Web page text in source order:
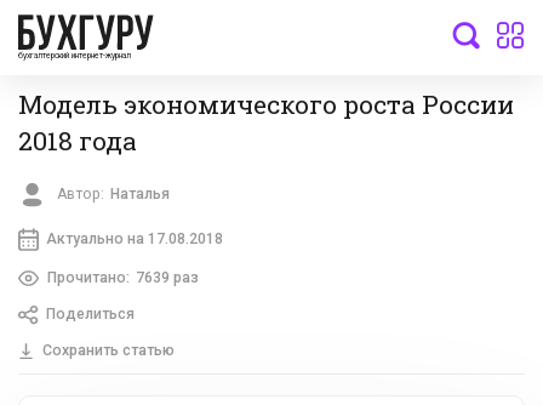
бухгалтерский интернет-журнал
Модель экономического роста России
2018 года
Автор: Наталья
Актуально на 17.08.2018
Прочитано: 7639 раз
Поделиться
Сохранить статью